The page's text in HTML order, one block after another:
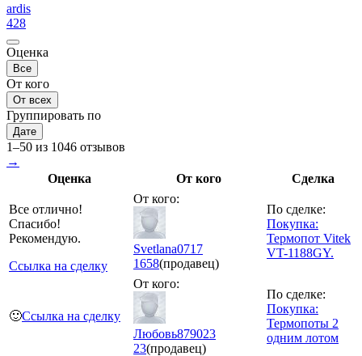
ardis
428
Оценка
Все
От кого
От всех
Группировать по
Дате
1–50 из 1046 отзывов
→
Оценка
От кого Сделка
Все отлично!
Спасибо!
Рекомендую.
Ссылка на сделку
От кого:
Svetlana0717
1658(продавец)
По сделке:
Покупка:
Термопот Vitek
VT-1188GY.
🙂Ссылка на сделку
От кого:
Любовь879023
23(продавец)
По сделке:
Покупка:
Термопоты 2
одним лотом